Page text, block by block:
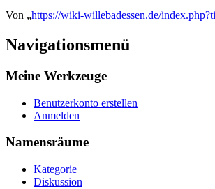
Von „https://wiki-willebadessen.de/
Navigationsmenü
Meine Werkzeuge
Benutzerkonto erstellen
Anmelden
Namensräume
Kategorie
Diskussion